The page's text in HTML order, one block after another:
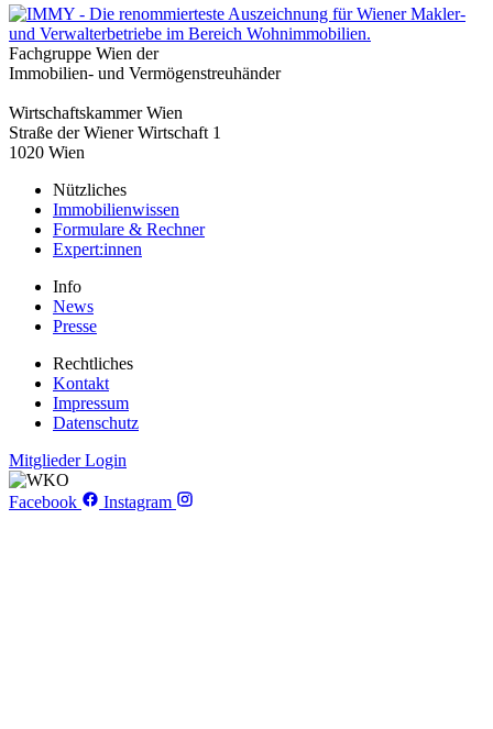
Fachgruppe Wien der
Immobilien- und Vermögenstreuhänder
Wirtschaftskammer Wien
Straße der Wiener Wirtschaft 1
1020 Wien
Nützliches
Immobilienwissen
Formulare & Rechner
Expert:innen
Info
News
Presse
Rechtliches
Kontakt
Impressum
Datenschutz
Mitglieder Login
Facebook Instagram